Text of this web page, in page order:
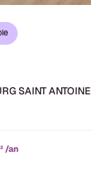
SAINT ANTOINE
/an